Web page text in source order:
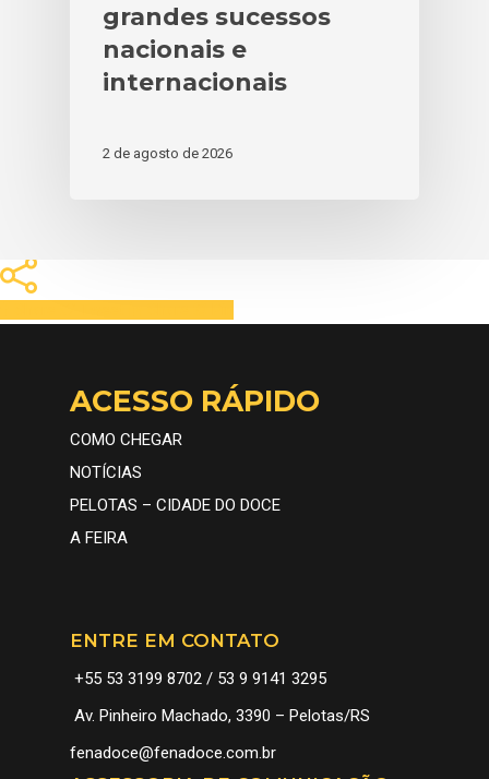
grandes sucessos
nacionais e
internacionais
2 de agosto de 2026
ACESSO RÁPIDO
COMO CHEGAR
NOTÍCIAS
PELOTAS – CIDADE DO DOCE
A FEIRA
ENTRE EM CONTATO
+55 53 3199 8702 / 53 9 9141 3295
Av. Pinheiro Machado, 3390 – Pelotas/RS
fenadoce@fenadoce.com.br